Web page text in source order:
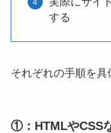
する
それぞれの手順を具
①：HTMLやCSS